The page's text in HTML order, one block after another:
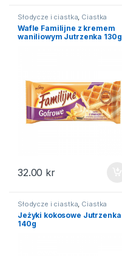
Słodycze i ciastka, Ciastka
Wafle Familijne z kremem
waniliowym Jutrzenka 130g
32.00 kr
Słodycze i ciastka, Ciastka
Jeżyki kokosowe Jutrzenka
140g